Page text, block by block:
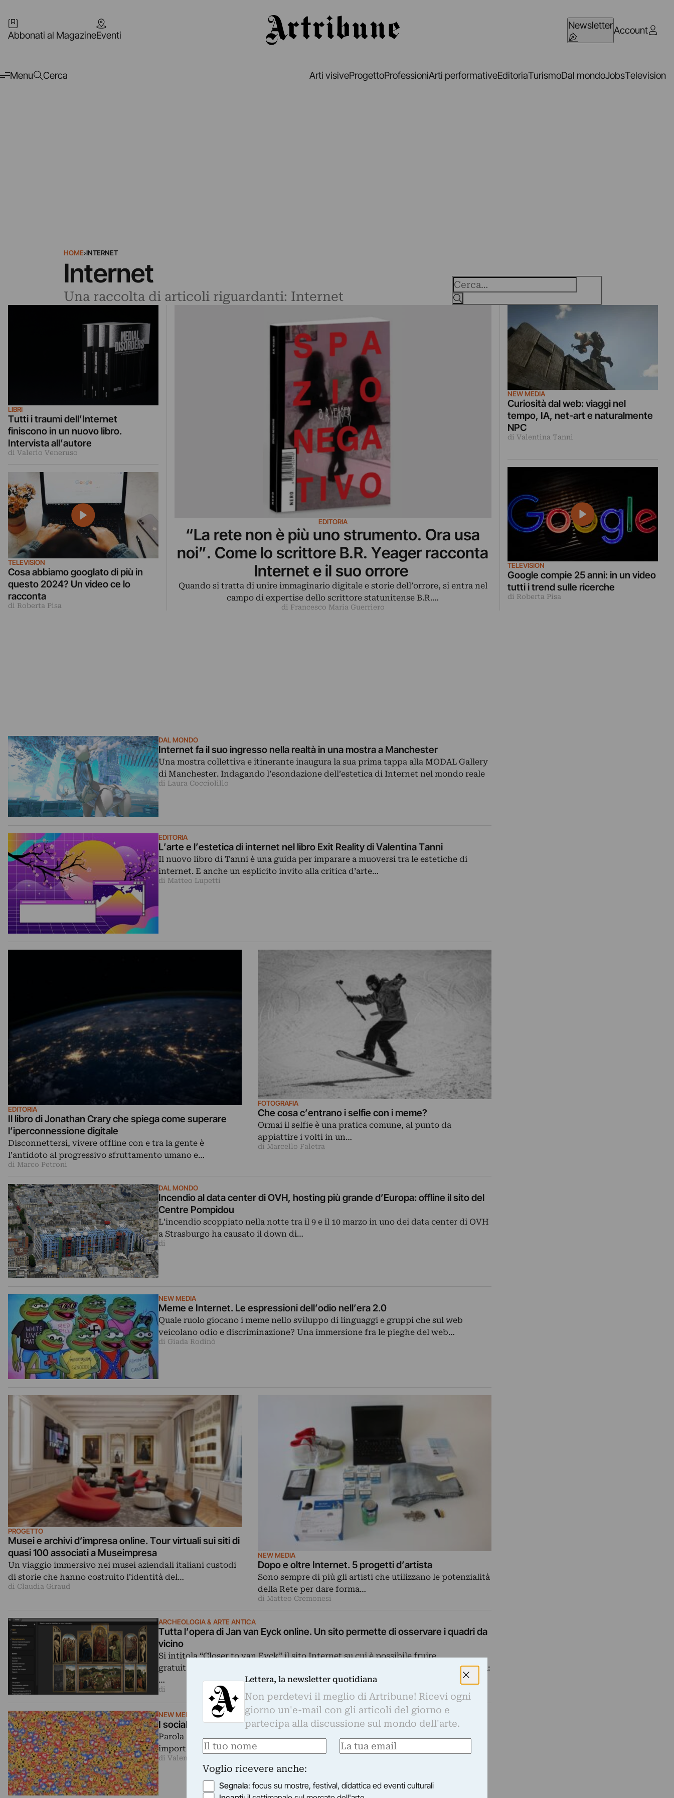
Abbonati al MagazineEventi
NewsletterAccount
Menu Cerca Arti visiveProgettoProfessioniArti performativeEditoriaTurismoDal mondoJobsTelevision
HOME›INTERNET
Internet
Una raccolta di articoli riguardanti: Internet
EDITORIA
“La rete non è più uno strumento. Ora usa
noi”. Come lo scrittore B.R. Yeager racconta
Internet e il suo orrore
Quando si tratta di unire immaginario digitale e storie dell’orrore, si entra nel
campo di expertise dello scrittore statunitense B.R.…
di Francesco Maria Guerriero
LIBRI
Tutti i traumi dell’Internet
finiscono in un nuovo libro.
Intervista all’autore
di Valerio Veneruso
TELEVISION
Cosa abbiamo googlato di più in
questo 2024? Un video ce lo
racconta
di Roberta Pisa
NEW MEDIA
Curiosità dal web: viaggi nel
tempo, IA, net-art e naturalmente
NPC
di Valentina Tanni
TELEVISION
Google compie 25 anni: in un video
tutti i trend sulle ricerche
di Roberta Pisa
DAL MONDO
Internet fa il suo ingresso nella realtà in una mostra a Manchester
Una mostra collettiva e itinerante inaugura la sua prima tappa alla MODAL Gallery
di Manchester. Indagando l’esondazione dell’estetica di Internet nel mondo reale
di Laura Cocciolillo
EDITORIA
L’arte e l’estetica di internet nel libro Exit Reality di Valentina Tanni
Il nuovo libro di Tanni è una guida per imparare a muoversi tra le estetiche di
internet. E anche un esplicito invito alla critica d’arte…
di Matteo Lupetti
EDITORIA
Il libro di Jonathan Crary che spiega come superare
l’iperconnessione digitale
Disconnettersi, vivere offline con e tra la gente è
l’antidoto al progressivo sfruttamento umano e…
di Marco Petroni
FOTOGRAFIA
Che cosa c’entrano i selfie con i meme?
Ormai il selfie è una pratica comune, al punto da
appiattire i volti in un…
di Marcello Faletra
DAL MONDO
Incendio al data center di OVH, hosting più grande d’Europa: offline il sito del
Centre Pompidou
L’incendio scoppiato nella notte tra il 9 e il 10 marzo in uno dei data center di OVH
a Strasburgo ha causato il down di…
di
NEW MEDIA
Meme e Internet. Le espressioni dell’odio nell’era 2.0
Quale ruolo giocano i meme nello sviluppo di linguaggi e gruppi che sul web
veicolano odio e discriminazione? Una immersione fra le pieghe del web…
di Giada Rodinò
PROGETTO
Musei e archivi d’impresa online. Tour virtuali sui siti di
quasi 100 associati a Museimpresa
Un viaggio immersivo nei musei aziendali italiani custodi
di storie che hanno costruito l’identità del…
di Claudia Giraud
NEW MEDIA
Dopo e oltre Internet. 5 progetti d’artista
Sono sempre di più gli artisti che utilizzano le potenzialità
della Rete per dare forma…
di Matteo Cremonesi
ARCHEOLOGIA & ARTE ANTICA
Tutta l’opera di Jan van Eyck online. Un sito permette di osservare i quadri da
vicino
Si intitola “Closer to van Eyck” il sito Internet su cui è possibile fruire
gratuitamente di dipinti e miniature del maestro fiammingo. Con una particolarità:
…
di
NEW MEDIA
I social e la guerra dei numeri. Intervista a Ben Grosser
Parola a Benjamin Grosser, artista indipendente che ha “sfidato” le norme dei più
importanti social network.
di Valentina Tanni
Lettera, la newsletter quotidiana
Non perdetevi il meglio di Artribune! Ricevi ogni
giorno un'e-mail con gli articoli del giorno e
partecipa alla discussione sul mondo dell'arte.
Nome (Required) FirstEmail(Required)
Voglio ricevere anche:
Segnala: focus su mostre, festival, didattica ed eventi culturali